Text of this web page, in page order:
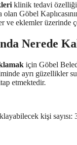
klinik tedavi
Göbel
ve eklemler üzerinde
Nerede
için Göbel
ayrı güzellikler
etmektedir.
kişi